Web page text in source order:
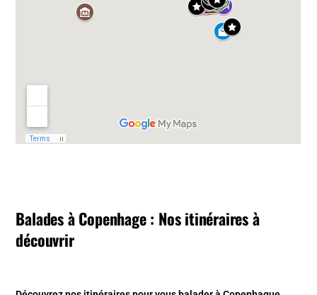
Balades à Copenhage : Nos itinéraires à
découvrir